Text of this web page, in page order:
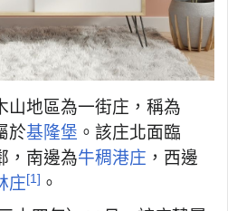
山地區為一街庄，稱為
於基隆堡 。該庄北面臨
，南邊為牛稠港庄 ，西邊
庄[1] 。